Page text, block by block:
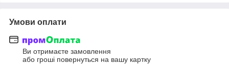
Умови оплати
Ви отримаєте замовлення
або гроші повернуться на вашу картку